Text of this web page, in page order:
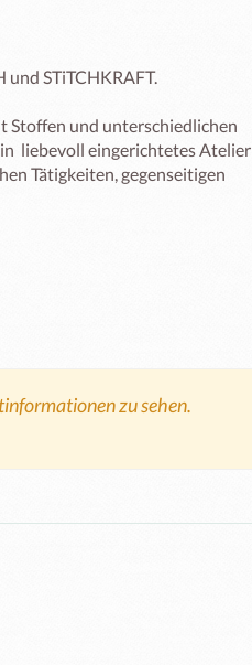
STiTCHKRAFT.
Stoffen und unterschiedlichen
liebevoll eingerichtetes Atelier
Tätigkeiten, gegenseitigen
zu sehen.